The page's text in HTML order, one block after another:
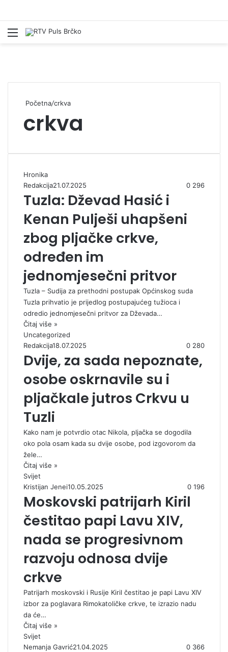
Izbornik
Početna/crkva
crkva
Hronika
Redakcija21.07.2025 0 296
Tuzla: Dževad Hasić i
Kenan Pulješi uhapšeni
zbog pljačke crkve,
određen im
jednomjesečni pritvor
Tuzla – Sudija za prethodni postupak Općinskog suda
Tuzla prihvatio je prijedlog postupajućeg tužioca i
odredio jednomjesečni pritvor za Dževada…
Čitaj više »
Uncategorized
Redakcija18.07.2025 0 280
Dvije, za sada nepoznate,
osobe oskrnavile su i
pljačkale jutros Crkvu u
Tuzli
Kako nam je potvrdio otac Nikola, pljačka se dogodila
oko pola osam kada su dvije osobe, pod izgovorom da
žele…
Čitaj više »
Svijet
Kristijan Jenei10.05.2025 0 196
Moskovski patrijarh Kiril
čestitao papi Lavu XIV,
nada se progresivnom
razvoju odnosa dvije
crkve
Patrijarh moskovski i Rusije Kiril čestitao je papi Lavu XIV
izbor za poglavara Rimokatoličke crkve, te izrazio nadu
da će…
Čitaj više »
Svijet
Nemanja Gavrić21.04.2025 0 366